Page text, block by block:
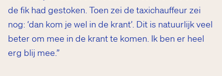
de fik had gestoken. Toen zei de taxichauffeur zei
nog: ‘dan kom je wel in de krant’. Dit is natuurlijk veel
beter om mee in de krant te komen. Ik ben er heel
erg blij mee.”